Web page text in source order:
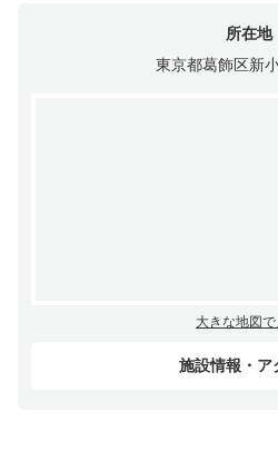
所在地
東京都葛飾区新
大きな地図で
施設情報・ア